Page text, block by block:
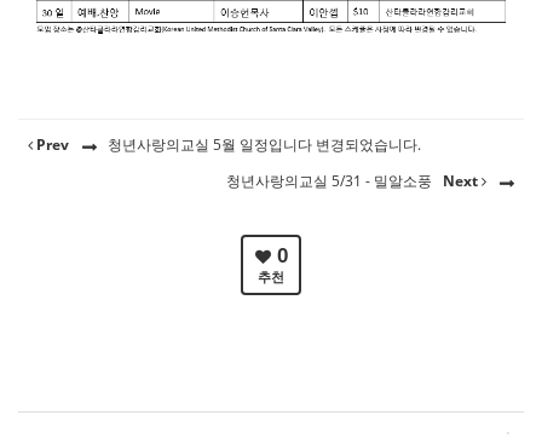
Prev
청년사랑의교실 5월 일정입니다 변경되었습니다.
청년사랑의교실 5/31 - 밀알소풍
Next
0
추천